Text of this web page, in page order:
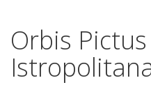
Orbis Pictus